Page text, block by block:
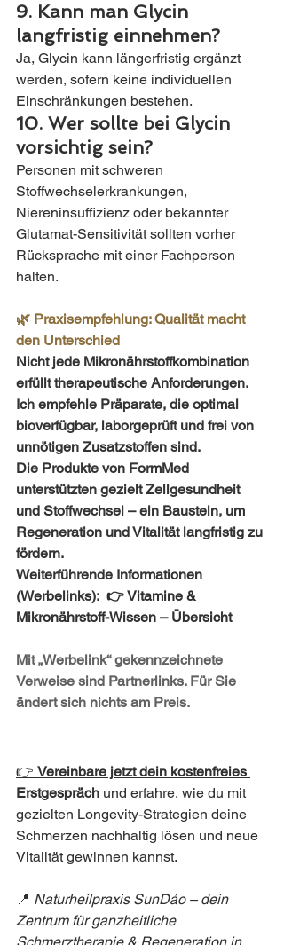
9. Kann man Glycin
langfristig einnehmen?
Ja, Glycin kann längerfristig ergänzt
werden, sofern keine individuellen
Einschränkungen bestehen.
10. Wer sollte bei Glycin
vorsichtig sein?
Personen mit schweren
Stoffwechselerkrankungen,
Niereninsuffizienz oder bekannter
Glutamat-Sensitivität sollten vorher
Rücksprache mit einer Fachperson
halten.
🌿 Praxisempfehlung: Qualität macht
den Unterschied
Nicht jede Mikronährstoffkombination
erfüllt therapeutische Anforderungen.
Ich empfehle Präparate, die optimal
bioverfügbar, laborgeprüft und frei von
unnötigen Zusatzstoffen sind.
Die Produkte von FormMed
unterstützten gezielt Zellgesundheit
und Stoffwechsel – ein Baustein, um
Regeneration und Vitalität langfristig zu
fördern.
Weiterführende Informationen
(Werbelinks): 👉 Vitamine &
Mikronährstoff-Wissen – Übersicht
Mit „Werbelink“ gekennzeichnete
Verweise sind Partnerlinks. Für Sie
ändert sich nichts am Preis.
👉 Vereinbare jetzt dein kostenfreies
Erstgespräch und erfahre, wie du mit
gezielten Longevity-Strategien deine
Schmerzen nachhaltig lösen und neue
Vitalität gewinnen kannst.
📍 Naturheilpraxis SunDáo – dein
Zentrum für ganzheitliche